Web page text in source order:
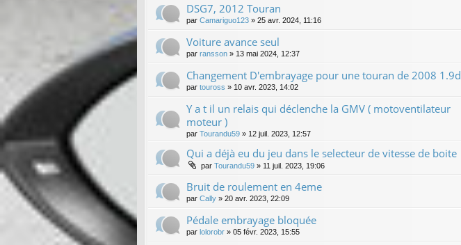
DSG7, 2012 Touran
par Camariguo123 » 25 avr. 2024, 11:16
Voiture avance seul
par ransson » 13 mai 2024, 12:37
Changement D'embrayage pour une touran de 2008 1.9d
par touross » 10 avr. 2023, 14:02
Y a t il un relais qui déclenche la GMV ( motoventilateur
moteur )
par Tourandu59 » 12 juil. 2023, 12:57
Qui a déjà eu du jeu dans le selecteur de vitesse de boite
par Tourandu59 » 11 juil. 2023, 19:06
Bruit de roulement en 4eme
par Cally » 20 avr. 2023, 22:09
Pédale embrayage bloquée
par lolorobr » 05 févr. 2023, 15:55